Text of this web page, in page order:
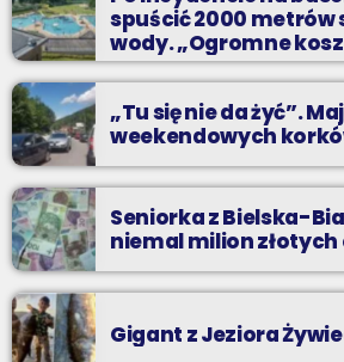
spuścić 2000 metrów
wody. „Ogromne
praca”
„Tu się nie da żyć”.
weekendowych
Seniorka z Bielska-
niemal milion
Gigant z Jeziora